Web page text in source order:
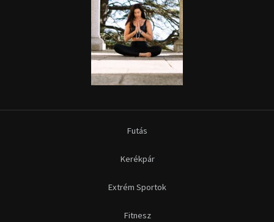
Futás
Kerékpár
Extrém Sportok
Fitnesz